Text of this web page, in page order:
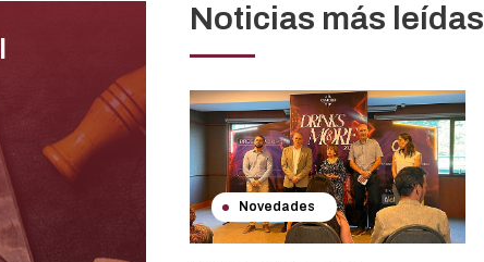
Noticias más leídas
Novedades